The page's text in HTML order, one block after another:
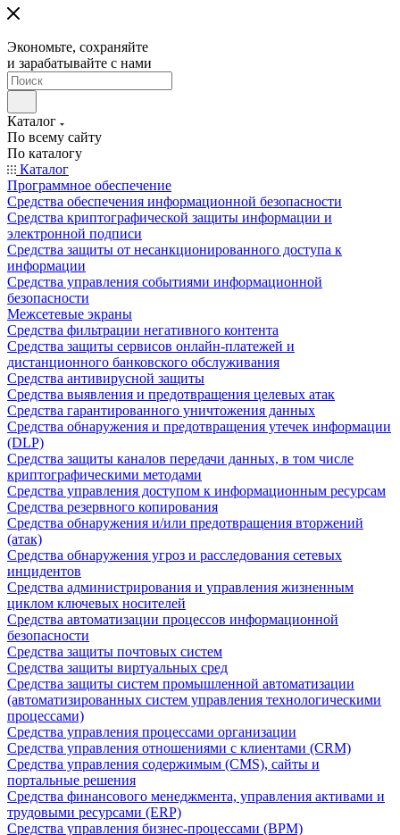
Экономьте, сохраняйте
и зарабатывайте с нами
Каталог
По всему сайту
По каталогу
Каталог
Программное обеспечение
Средства обеспечения информационной безопасности
Средства криптографической защиты информации и
электронной подписи
Средства защиты от несанкционированного доступа к
информации
Средства управления событиями информационной
безопасности
Межсетевые экраны
Средства фильтрации негативного контента
Средства защиты сервисов онлайн-платежей и
дистанционного банковского обслуживания
Средства антивирусной защиты
Средства выявления и предотвращения целевых атак
Средства гарантированного уничтожения данных
Средства обнаружения и предотвращения утечек информации
(DLP)
Средства защиты каналов передачи данных, в том числе
криптографическими методами
Средства управления доступом к информационным ресурсам
Средства резервного копирования
Средства обнаружения и/или предотвращения вторжений
(атак)
Средства обнаружения угроз и расследования сетевых
инцидентов
Средства администрирования и управления жизненным
циклом ключевых носителей
Средства автоматизации процессов информационной
безопасности
Средства защиты почтовых систем
Средства защиты виртуальных сред
Средства защиты систем промышленной автоматизации
(автоматизированных систем управления технологическими
процессами)
Средства управления процессами организации
Средства управления отношениями с клиентами (CRM)
Средства управления содержимым (CMS), сайты и
портальные решения
Средства финансового менеджмента, управления активами и
трудовыми ресурсами (ERP)
Средства управления бизнес-процессами (BPM)